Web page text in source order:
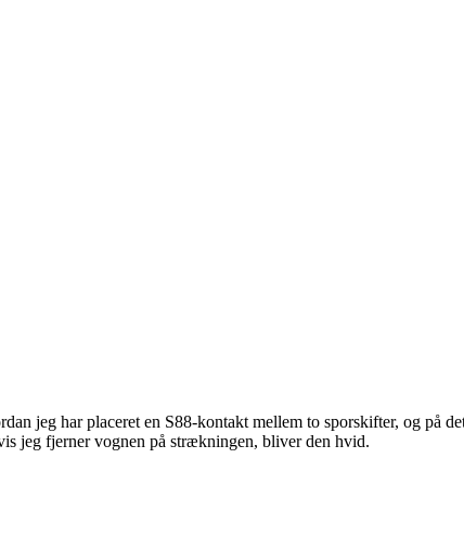
jeg har placeret en S88-kontakt mellem to sporskifter, og på
jeg fjerner vognen på strækningen, bliver den hvid.